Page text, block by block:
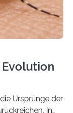
Ursprünge der
In